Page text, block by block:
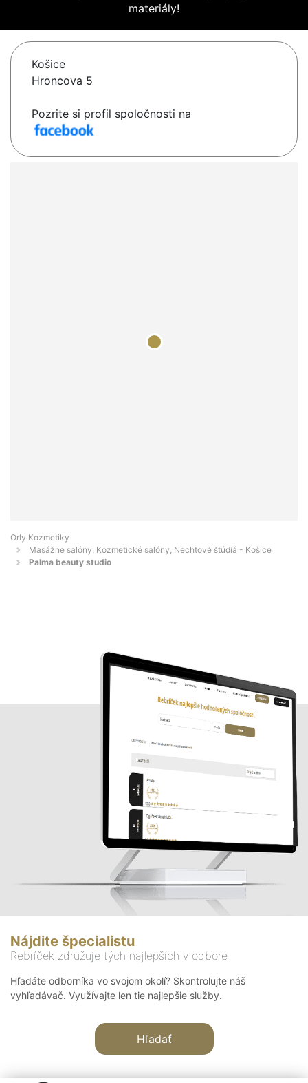
materiály!
Košice
Hroncova 5
Pozrite si profil spoločnosti na
Orly Kozmetiky
Masážne salóny, Kozmetické salóny, Nechtové štúdiá - Košice
Palma beauty studio
Nájdite špecialistu
Rebríček združuje tých najlepších v odbore
Hľadáte odborníka vo svojom okolí? Skontrolujte náš
vyhľadávač. Využívajte len tie najlepšie služby.
Hľadať